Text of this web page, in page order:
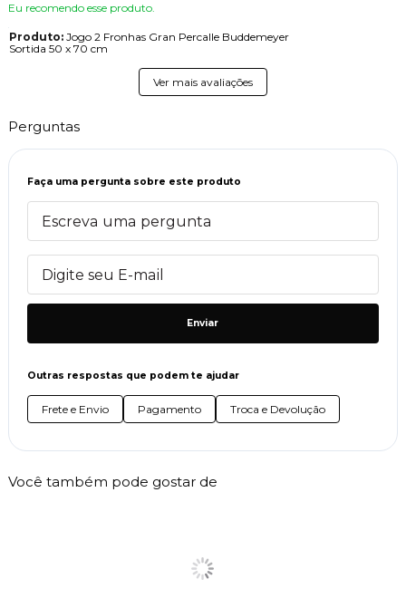
Eu recomendo esse produto.
Produto:Jogo 2 Fronhas Gran Percalle Buddemeyer
Sortida 50 x 70 cm
Ver mais avaliações
Perguntas
Faça uma pergunta sobre este produto
Enviar
Outras respostas que podem te ajudar
Frete e Envio Pagamento Troca e Devolução
Você também pode gostar de